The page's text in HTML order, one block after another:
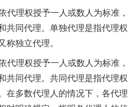
理权授予一人或数人为标准，
共同代理。单独代理是指代理权
独立代理。
理权授予一人或数人为标准，
共同代理。共同代理是指代理权
在多数代理人的情况下，各代理